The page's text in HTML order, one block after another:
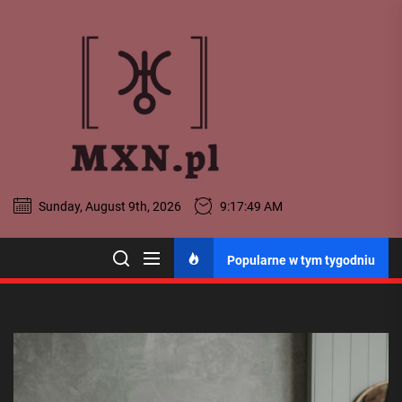
MXN - Portal
Ogólnopolski
Sunday, August 9th, 2026 9:17:51 AM
Popularne w tym tygodniu